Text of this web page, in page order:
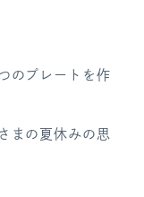
のプレートを作
まの夏休みの思